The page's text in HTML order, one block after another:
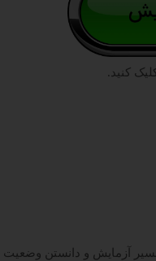
کنید.
آزمایش و دانستن وضعیت